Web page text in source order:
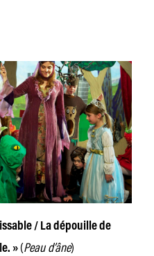
/ La dépouille de
»(Peau d’âne)